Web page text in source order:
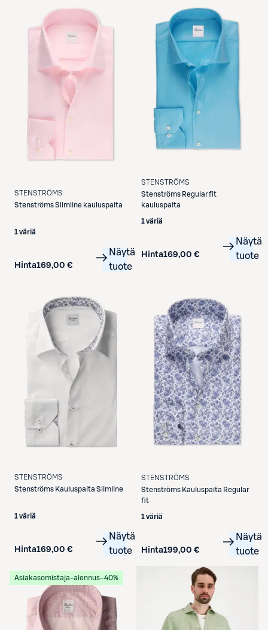
STENSTRÖMS
StenströmsSlimline kauluspaita
1 väriä
Hinta169,00 €
Näytä
tuote
STENSTRÖMS
Stenströms Regular fit
kauluspaita
1 väriä
Hinta169,00 €
Näytä
tuote
STENSTRÖMS
Stenströms Kauluspaita Slimline
1 väriä
Hinta169,00 €
Näytä
tuote
STENSTRÖMS
Stenströms Kauluspaita Regular
fit
1 väriä
Hinta199,00 €
Näytä
tuote
Asiakasomistaja-alennus−40%